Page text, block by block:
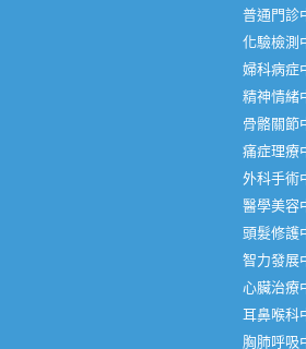
普通門診
化驗檢測
婦科病症
精神情緒
骨骼關節
痛症理療
外科手術
醫學美容
頭髮修護
智力發展
心臟治療
耳鼻喉科
胸肺呼吸